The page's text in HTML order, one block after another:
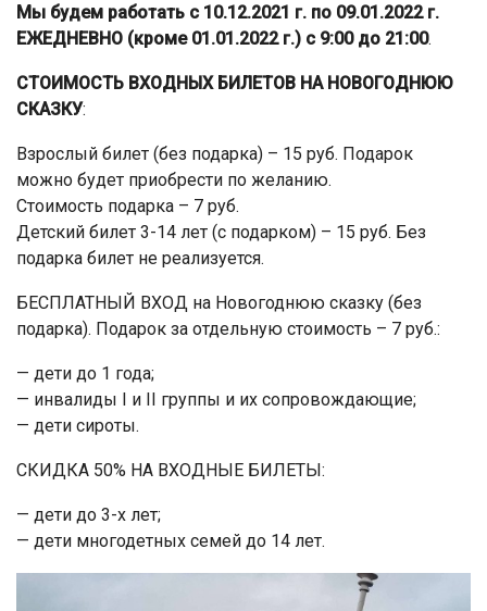
Мы будем работать с 10.12.2021 г. по 09.01.2022 г.
ЕЖЕДНЕВНО (кроме 01.01.2022 г.) с 9:00 до 21:00.
СТОИМОСТЬ ВХОДНЫХ БИЛЕТОВ НА НОВОГОДНЮЮ
СКАЗКУ:
Взрослый билет (без подарка) – 15 руб. Подарок
можно будет приобрести по желанию.
Стоимость подарка – 7 руб.
Детский билет 3-14 лет (с подарком) – 15 руб. Без
подарка билет не реализуется.
БЕСПЛАТНЫЙ ВХОД на Новогоднюю сказку (без
подарка). Подарок за отдельную стоимость – 7 руб.:
— дети до 1 года;
— инвалиды I и II группы и их сопровождающие;
— дети сироты.
СКИДКА 50% НА ВХОДНЫЕ БИЛЕТЫ:
— дети до 3-х лет;
— дети многодетных семей до 14 лет.